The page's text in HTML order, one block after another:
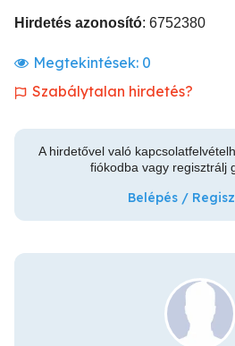
Hirdetés azonosító: 6752380
Megtekintések: 0
Szabálytalan hirdetés?
A hirdetővel való
fiókodba vagy regisztrálj
Belépés /